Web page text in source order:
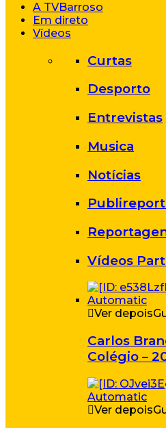
A TVBarroso
Em direto
Vídeos
Curtas
Desporto
Entrevistas
Musica
Notícias
Vídeos
Ver depois
Carlos
Colégio –
Ver depois